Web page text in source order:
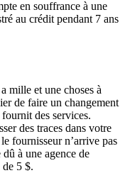
en souffrance à une
au crédit pendant 7 ans
mille et une choses à
de faire un changement
des services.
des traces dans votre
fournisseur n’arrive pas
à une agence de
5 $.